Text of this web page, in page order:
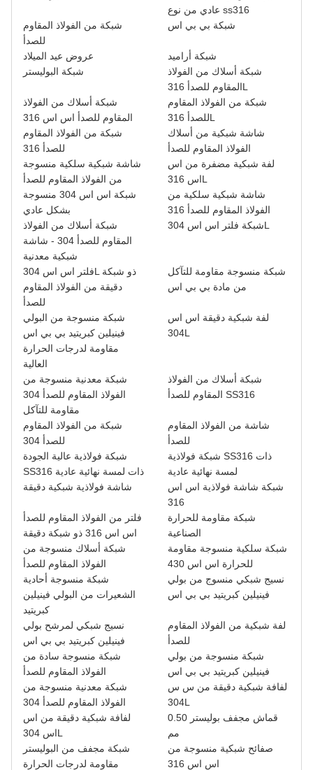
عادي من نوع ss316
شبكة من الفولاذ المقاوم
للصدأ
شبكة بي بي اس
عروض عيد الميلاد
شبكة أراميد
شبكة البوليستر
شبكة أسلاك من الفولاذ
المقاوم للصدأ 316L
شبكة أسلاك من الفولاذ
المقاوم للصدأ اس اس 316
شبكة من الفولاذ المقاوم
للصدأ 316L
شبكة من الفولاذ المقاوم
للصدأ 316
شاشة شبكية من أسلاك
الفولاذ المقاوم للصدأ
شاشة شبكية سلكية منسوجة
من الفولاذ المقاوم للصدأ
لفة شبكية مضفرة من اس
اس 316L
شبكة اس اس 304 منسوجة
بشكل عادي
شاشة شبكية سلكية من
الفولاذ المقاوم للصدأ 316
شبكة أسلاك من الفولاذ
المقاوم للصدأ 304 - شاشة
شبكية معدنية
شبكة فلتر اس اس 304L
فلتر اس اس 304L ذو شبكة
دقيقة من الفولاذ المقاوم
للصدأ
شبكة منسوجة مقاومة للتآكل
من مادة بي بي اس
شبكة منسوجة من البولي
فينيلين كبريتيد بي بي اس
مقاومة لدرجات الحرارة
العالية
لفة شبكية دقيقة اس اس
304L
شبكة معدنية منسوجة من
الفولاذ المقاوم للصدأ 304
مقاومة للتآكل
شبكة أسلاك من الفولاذ
المقاوم للصدأ SS316
شبكة من الفولاذ المقاوم
للصدأ 304
شاشة من الفولاذ المقاوم
للصدأ
شبكة فولاذية عالية الجودة
SS316 ذات لمسة نهائية عادية
شبكة فولاذية SS316 ذات
لمسة نهائية عادية
شاشة فولاذية شبكية دقيقة
شبكة شاشة فولاذية اس اس
316
فلتر من الفولاذ المقاوم للصدأ
اس اس 316 ذو شبكة دقيقة
شبكة مقاومة للحرارة
الصناعية
شبكة أسلاك منسوجة من
الفولاذ المقاوم للصدأ
شبكة سلكية منسوجة مقاومة
للحرارة اس اس 430
شبكة منسوجة أحادية
الشعيرات من البولي فينيلين
كبريتيد
نسيج شبكي منسوج من بولي
فينيلين كبريتيد بي بي اس
نسيج شبكي لمرشح بولي
فينيلين كبريتيد بي بي اس
لفة شبكية من الفولاذ المقاوم
للصدأ
شبكة منسوجة سادة من
الفولاذ المقاوم للصدأ
شبكة منسوجة من بولي
فينيلين كبريتيد بي بي اس
شبكة معدنية منسوجة من
الفولاذ المقاوم للصدأ 304
لفافة شبكية دقيقة من س س
304L
لفافة شبكية دقيقة من اس
اس 304L
قماش مجفف بوليستر 0.50
مم
شبكة مجفف من البوليستر
مقاومة لدرجات الحرارة
صفائح شبكية منسوجة من
اس اس 316